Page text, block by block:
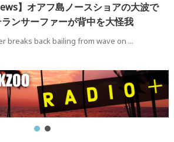
】オアフ島ノースショアの大波で
ンサーファーが背中を大怪我
breaks back bailing from wave on ...